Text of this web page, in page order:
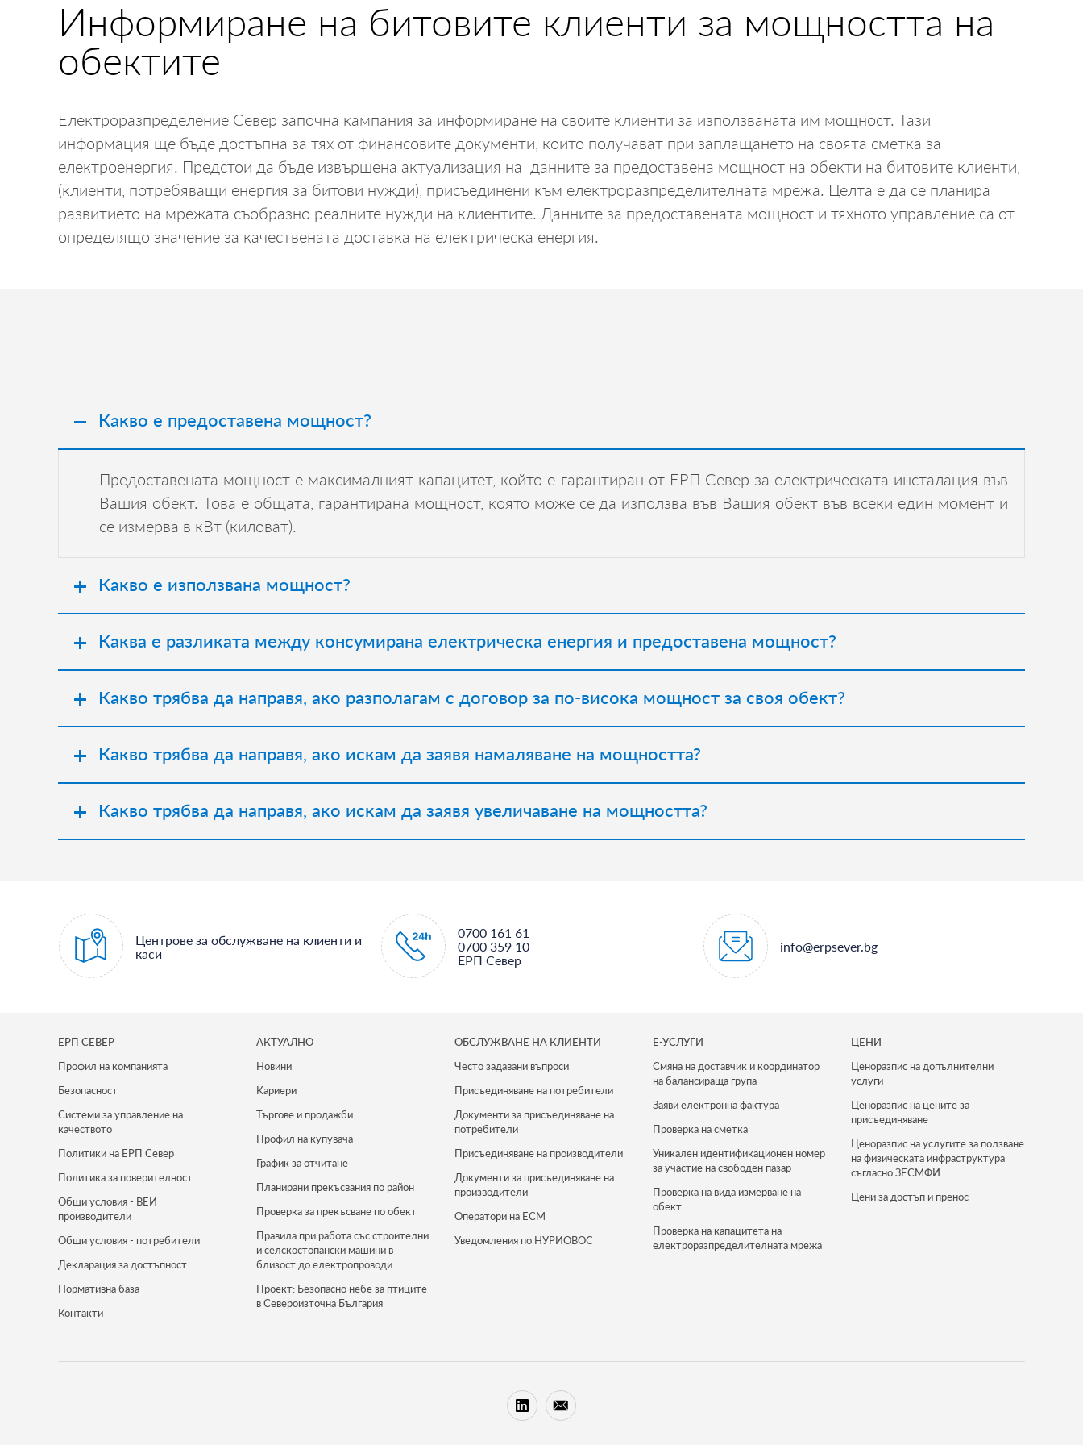
Информиране на битовите клиенти за мощността на
обектите
Електроразпределение Север започна кампания за информиране на своите клиенти за използваната им мощност. Тази
информация ще бъде достъпна за тях от финансовите документи, които получават при заплащането на своята сметка за
електроенергия. Предстои да бъде извършена актуализация на данните за предоставена мощност на обекти на битовите клиенти,
(клиенти, потребяващи енергия за битови нужди), присъединени към електроразпределителната мрежа. Целта е да се планира
развитието на мрежата съобразно реалните нужди на клиентите. Данните за предоставената мощност и тяхното управление са от
определящо значение за качествената доставка на електрическа енергия.
Какво е предоставена мощност?
Предоставената мощност е максималният капацитет, който е гарантиран от ЕРП Север за електрическата инсталация във
Вашия обект. Това е общата, гарантирана мощност, която може се да използва във Вашия обект във всеки един момент и
се измерва в кВт (киловат).
Какво е използвана мощност?
Каква е разликата между консумирана електрическа енергия и предоставена мощност?
Какво трябва да направя, ако разполагам с договор за по-висока мощност за своя обект?
Какво трябва да направя, ако искам да заявя намаляване на мощността?
Какво трябва да направя, ако искам да заявя увеличаване на мощността?
Центрове за обслужване на клиенти и
каси
0700 161 61
0700 359 10
ЕРП Север
info@erpsever.bg
ЕРП СЕВЕР
Профил на компанията
Безопасност
Системи за управление на
качеството
Политики на ЕРП Север
Политика за поверителност
Общи условия - ВЕИ
производители
Общи условия - потребители
Декларация за достъпност
Нормативна база
Контакти
АКТУАЛНО
Новини
Кариери
Търгове и продажби
Профил на купувача
График за отчитане
Планирани прекъсвания по район
Проверка за прекъсване по обект
Правила при работа със строителни
и селскостопански машини в
близост до електропроводи
Проект: Безопасно небе за птиците
в Североизточна България
ОБСЛУЖВАНЕ НА КЛИЕНТИ
Често задавани въпроси
Присъединяване на потребители
Документи за присъединяване на
потребители
Присъединяване на производители
Документи за присъединяване на
производители
Оператори на ЕСМ
Уведомления по НУРИОВОС
Е-УСЛУГИ
Смяна на доставчик и координатор
на балансираща група
Заяви електронна фактура
Проверка на сметка
Уникален идентификационен номер
за участие на свободен пазар
Проверка на вида измерване на
обект
Проверка на капацитета на
електроразпределителната мрежа
ЦЕНИ
Ценоразпис на допълнителни
услуги
Ценоразпис на цените за
присъединяване
Ценоразпис на услугите за ползване
на физическата инфраструктура
съгласно ЗЕСМФИ
Цени за достъп и пренос